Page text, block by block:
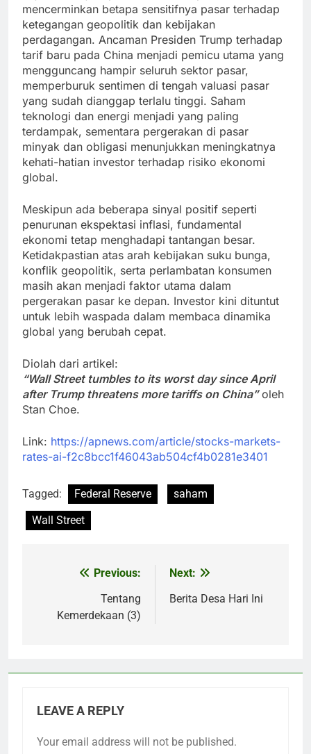
mencerminkan betapa sensitifnya pasar terhadap
ketegangan geopolitik dan kebijakan
perdagangan. Ancaman Presiden Trump terhadap
tarif baru pada China menjadi pemicu utama yang
mengguncang hampir seluruh sektor pasar,
memperburuk sentimen di tengah valuasi pasar
yang sudah dianggap terlalu tinggi. Saham
teknologi dan energi menjadi yang paling
terdampak, sementara pergerakan di pasar
minyak dan obligasi menunjukkan meningkatnya
kehati-hatian investor terhadap risiko ekonomi
global.
Meskipun ada beberapa sinyal positif seperti
penurunan ekspektasi inflasi, fundamental
ekonomi tetap menghadapi tantangan besar.
Ketidakpastian atas arah kebijakan suku bunga,
konflik geopolitik, serta perlambatan konsumen
masih akan menjadi faktor utama dalam
pergerakan pasar ke depan. Investor kini dituntut
untuk lebih waspada dalam membaca dinamika
global yang berubah cepat.
Diolah dari artikel:
“Wall Street tumbles to its worst day since April
after Trump threatens more tariffs on China”oleh
Stan Choe.
Link: https://apnews.com/article/stocks-markets-
rates-ai-f2c8bcc1f46043ab504cf4b0281e3401
Tagged: Federal Reserve
saham
Wall Street
navigation
Previous:
Tentang
Kemerdekaan (3)
Next:
Berita Desa Hari Ini
LEAVE A REPLY
Your email address will not be published.